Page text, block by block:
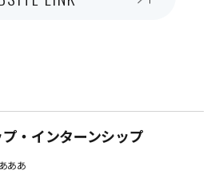
・インターンシップ
ああ